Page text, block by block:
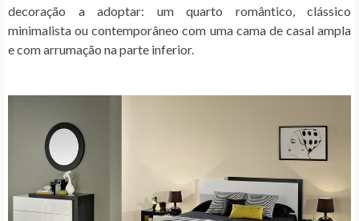
decoração a adoptar: um quarto romântico, clássico
minimalista ou contemporâneo com uma cama de casal ampla
e com arrumação na parte inferior.